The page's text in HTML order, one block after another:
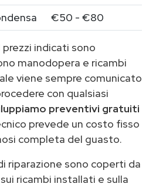
€50 - €80
prezzi indicati sono
manodopera e ricambi
viene sempre comunicato
con qualsiasi
preventivi gratuiti
prevede un costo fisso
completa del guasto.
riparazione sono coperti da
sui ricambi installati e sulla